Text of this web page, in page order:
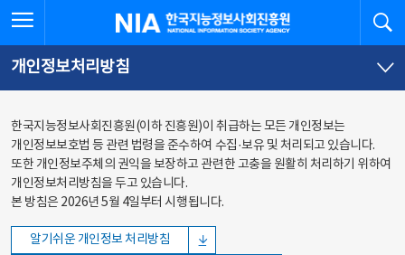
바로가기
바로가기
한국지능정보사회진흥원
개인정보처리방침
한국지능정보사회진흥원(이하 진흥원)이 취급하는 모든 개인정보는
개인정보보호법 등 관련 법령을 준수하여 수집·보유 및 처리되고 있습니다.
또한 개인정보주체의 권익을 보장하고 관련한 고충을 원활히 처리하기 위하여
개인정보처리방침을 두고 있습니다.
본 방침은 2026년 5월 4일부터 시행됩니다.
알기쉬운 개인정보 처리방침